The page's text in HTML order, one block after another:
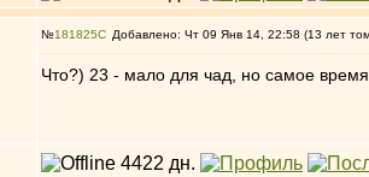
№181825 Добавлено: Чт 09 Янв 14, 22:58 (13 лет
Что?) 23 - мало для чад, но самое